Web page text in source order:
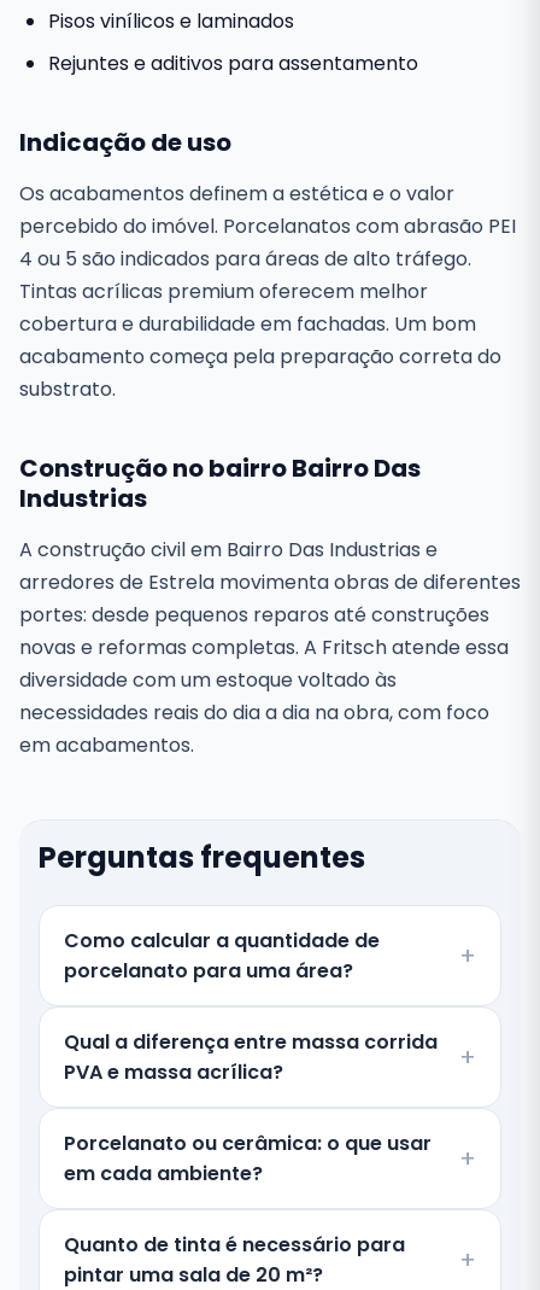
Pisos vinílicos e laminados
Rejuntes e aditivos para assentamento
Indicação de uso
Os acabamentos definem a estética e o valor
percebido do imóvel. Porcelanatos com abrasão PEI
4 ou 5 são indicados para áreas de alto tráfego.
Tintas acrílicas premium oferecem melhor
cobertura e durabilidade em fachadas. Um bom
acabamento começa pela preparação correta do
substrato.
Construção no bairro Bairro Das
Industrias
A construção civil em Bairro Das Industrias e
arredores de Estrela movimenta obras de diferentes
portes: desde pequenos reparos até construções
novas e reformas completas. A Fritsch atende essa
diversidade com um estoque voltado às
necessidades reais do dia a dia na obra, com foco
em acabamentos.
Perguntas frequentes
Como calcular a quantidade de
porcelanato para uma área?
Qual a diferença entre massa corrida
PVA e massa acrílica?
Porcelanato ou cerâmica: o que usar
em cada ambiente?
Quanto de tinta é necessário para
pintar uma sala de 20 m²?